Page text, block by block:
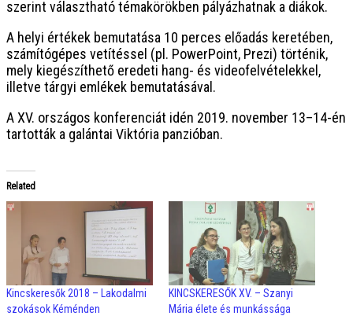
szerint választható témakörökben pályázhatnak a diákok.
A helyi értékek bemutatása 10 perces előadás keretében,
számítógépes vetítéssel (pl. PowerPoint, Prezi) történik,
mely kiegészíthető eredeti hang- és videofelvételekkel,
illetve tárgyi emlékek bemutatásával.
A XV. országos konferenciát idén 2019. november 13–14-én
tartották a galántai Viktória panzióban.
Related
Kincskeresők 2018 – Lakodalmi
szokások Kéménden
KINCSKERESŐK XV. – Szanyi
Mária élete és munkássága